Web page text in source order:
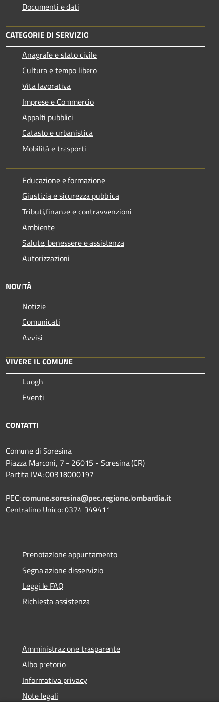
Documenti e dati
CATEGORIE DI SERVIZIO
Anagrafe e stato civile
Cultura e tempo libero
Vita lavorativa
Imprese e Commercio
Appalti pubblici
Catasto e urbanistica
Mobilità e trasporti
Educazione e formazione
Giustizia e sicurezza pubblica
Tributi,finanze e contravvenzioni
Ambiente
Salute, benessere e assistenza
Autorizzazioni
NOVITÀ
Notizie
Comunicati
Avvisi
VIVERE IL COMUNE
Luoghi
Eventi
CONTATTI
Comune di Soresina
Piazza Marconi, 7 - 26015 - Soresina (CR)
Partita IVA: 00318000197
PEC:comune.soresina@pec.regione.lombardia.it
Centralino Unico: 0374 349411
Prenotazione appuntamento
Segnalazione disservizio
Leggi le FAQ
Richiesta assistenza
Amministrazione trasparente
Albo pretorio
Informativa privacy
Note legali